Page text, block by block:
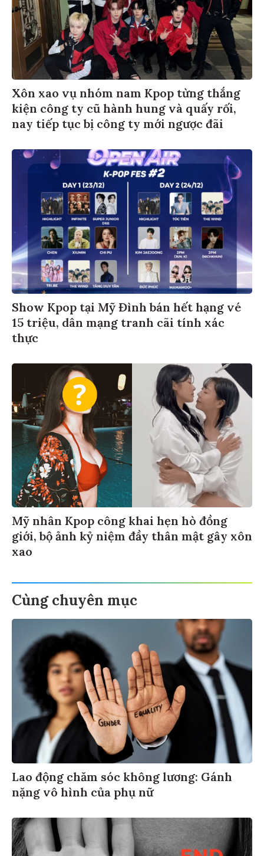
Xôn xao vụ nhóm nam Kpop từng thắng
kiện công ty cũ hành hung và quấy rối,
nay tiếp tục bị công ty mới ngược đãi
Show Kpop tại Mỹ Đình bán hết hạng vé
15 triệu, dân mạng tranh cãi tính xác
thực
Mỹ nhân Kpop công khai hẹn hò đồng
giới, bộ ảnh kỷ niệm đầy thân mật gây xôn
xao
Cùng chuyên mục
Lao động chăm sóc không lương: Gánh
nặng vô hình của phụ nữ